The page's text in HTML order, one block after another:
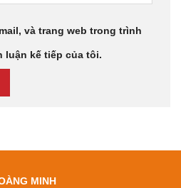
và trang web trong trình
luận kế tiếp của tôi.
MINH